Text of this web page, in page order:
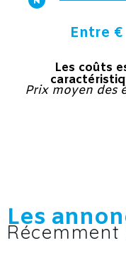
Entre €
Les coûts
Prix moyen des
Les